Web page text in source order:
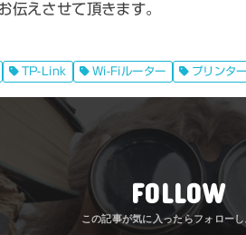
伝えさせて頂きます。
TP-Link Wi-Fiルーター プリンター
FOLLOW